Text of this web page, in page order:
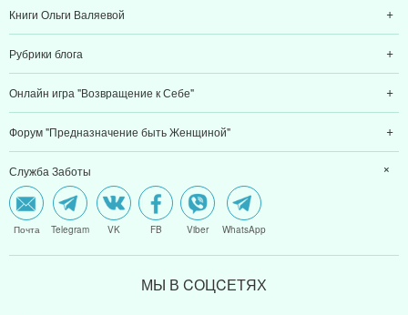
Книги Ольги Валяевой
Рубрики блога
Онлайн игра "Возвращение к Себе"
Форум "Предназначение быть Женщиной"
Служба Заботы
Почта Telegram VK FB Viber WhatsApp
МЫ В CОЦCЕТЯХ